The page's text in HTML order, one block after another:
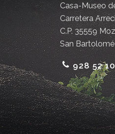
Casa-Museo
Carretera
C.P. 35559
San
928 52